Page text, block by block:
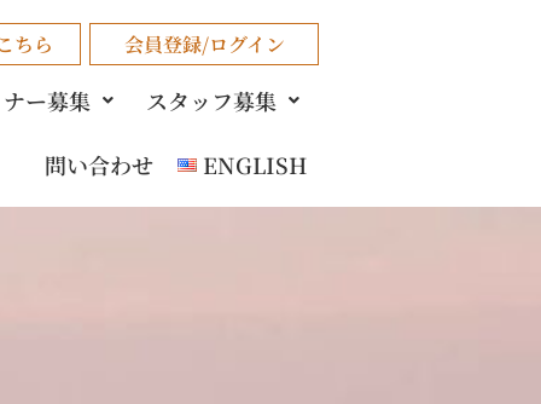
ちら 会員登録/ログイン
ー募集 スタッフ募集
問い合わせ ENGLISH